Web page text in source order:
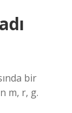
bir
m, r, g.